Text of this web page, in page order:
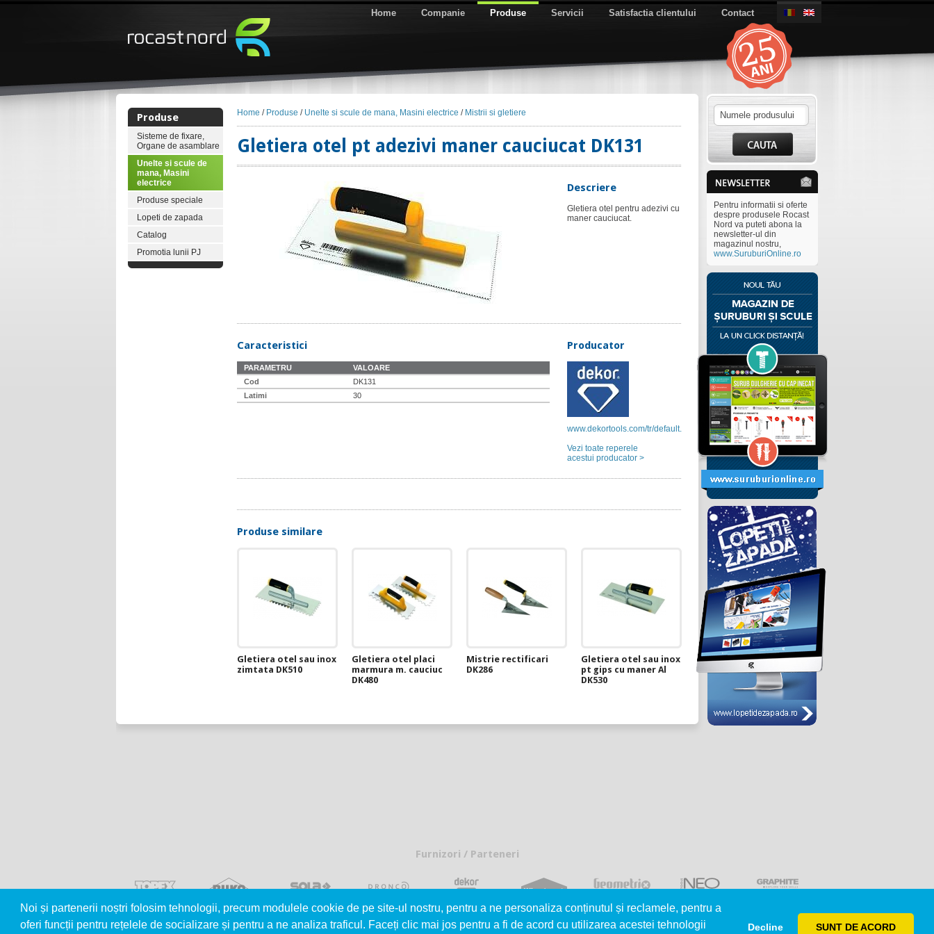
Noi și partenerii noștri folosim tehnologii, precum modulele cookie de pe site-ul nostru, pentru a ne personaliza conținutul și reclamele, pentru a
oferi funcții pentru rețelele de socializare și pentru a ne analiza traficul. Faceți clic mai jos pentru a fi de acord cu utilizarea acestei tehnologii
Decline SUNT DE ACORD
Home Companie Produse Servicii Satisfactia clientului Contact
Produse
Sisteme de fixare,
Organe de asamblare
Unelte si scule de
mana, Masini
electrice
Produse speciale
Lopeti de zapada
Catalog
Promotia lunii PJ
Home / Produse / Unelte si scule de mana, Masini electrice / Mistrii si gletiere
Gletiera otel pt adezivi maner cauciucat DK131
Descriere
Gletiera otel pentru adezivi cu
maner cauciucat.
Caracteristici
PARAMETRU
VALOARE
Cod
DK131
Latimi
30
Producator
www.dekortools.com/tr/default.aspx
Vezi toate reperele
acestui producator >
Produse similare
Gletiera otel sau inox
zimtata DK510
Gletiera otel placi
marmura m. cauciuc
DK480
Mistrie rectificari
DK286
Gletiera otel sau inox
pt gips cu maner Al
DK530
Pentru informatii si oferte
despre produsele Rocast
Nord va puteti abona la
newsletter-ul din
magazinul nostru,
www.SuruburiOnline.ro
Furnizori / Parteneri